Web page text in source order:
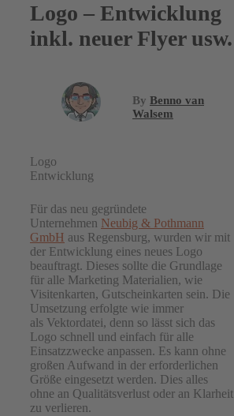
Logo – Entwicklung
inkl. neuer Flyer usw.
By Benno van
Walsem
Logo
Entwicklung
Für das neu gegründete
Unternehmen Neubig & Pothmann
GmbH aus Regensburg, wurden wir mit
der Entwicklung eines neues Logo
beauftragt. Dieses sollte die Grundlage
für alle Marketing Materialien, wie
Visitenkarten, Gutscheinkarten sein. Die
Umsetzung erfolgte wie immer
als Vektordatei, denn so lässt sich das
Logo schnell und einfach für alle
Einsatzzwecke anpassen. Es kann ohne
großen Aufwand in der erforderlichen
Größe eingesetzt werden. Dies alles
ohne an Qualitätsverlust oder an Klarheit
zu verlieren.